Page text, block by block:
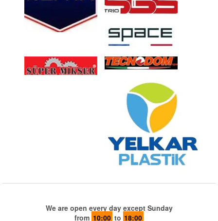
We are open every day except Sunday
from 10:00 to 18:00